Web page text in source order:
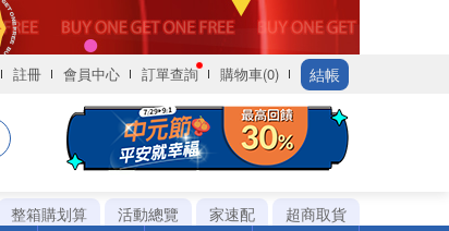
註冊 會員中心 訂單查詢 購物車(0) 結帳
整箱購划算 活動總覽 家速配
超商取貨